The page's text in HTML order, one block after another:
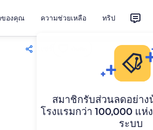
ของคุณ ความช่วยเหลือ ทริป
สมาชิกรับส่วนลดอย่าง
โรงแรมกว่า 100,000 แห่
ระบบ